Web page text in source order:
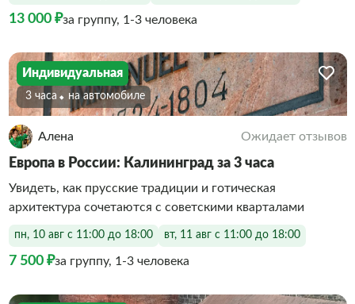
13 000 ₽за группу, 1-3 человека
Индивидуальная
3 часа На автомобиле
Алена Ожидает отзывов
Европа в России: Калининград за 3 часа
Увидеть, как прусские традиции и готическая
архитектура сочетаются с советскими кварталами
пн, 10 авг с 11:00 до 18:00 вт, 11 авг с 11:00 до 18:00
7 500 ₽за группу, 1-3 человека